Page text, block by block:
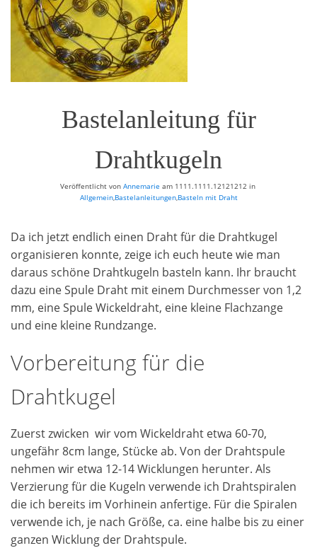
Bastelanleitung für
Drahtkugeln
Veröffentlicht von Annemarie am 1111.1111.12121212in
Allgemein,Bastelanleitungen,Basteln mit Draht
Da ich jetzt endlich einen Draht für die Drahtkugel
organisieren konnte, zeige ich euch heute wie man
daraus schöne Drahtkugeln basteln kann. Ihr braucht
dazu eine Spule Draht mit einem Durchmesser von 1,2
mm, eine Spule Wickeldraht, eine kleine Flachzange
und eine kleine Rundzange.
Vorbereitung für die
Drahtkugel
Zuerst zwicken wir vom Wickeldraht etwa 60-70,
ungefähr 8cm lange, Stücke ab. Von der Drahtspule
nehmen wir etwa 12-14 Wicklungen herunter. Als
Verzierung für die Kugeln verwende ich Drahtspiralen
die ich bereits im Vorhinein anfertige. Für die Spiralen
verwende ich, je nach Größe, ca. eine halbe bis zu einer
ganzen Wicklung der Drahtspule.